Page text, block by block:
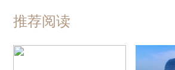
推荐阅读